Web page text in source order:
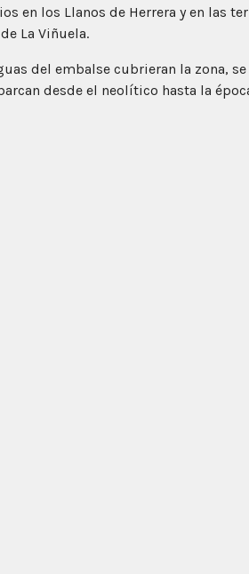
en los Llanos de Herrera y en las
La Viñuela.
del embalse cubrieran la zona,
desde el neolítico hasta la